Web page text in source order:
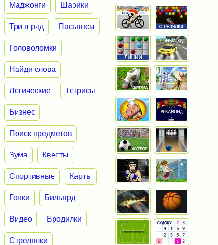
Маджонги Шарики
Три в ряд Пасьянсы
Головоломки
Найди слова
Логические Тетрисы
Бизнес
Поиск предметов
Зума Квесты
Спортивные Карты
Гонки Бильярд
Видео Бродилки
Стрелялки